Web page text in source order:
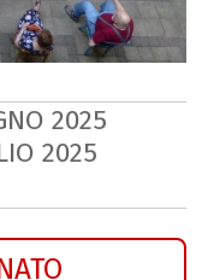
2025
2025